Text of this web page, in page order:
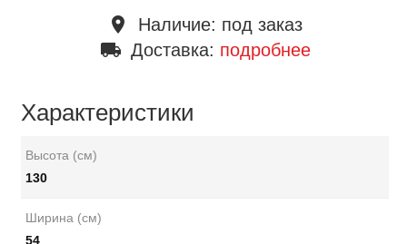
place Наличие: под заказ
local_shipping Доставка: подробнее
Характеристики
Высота (см)
130
Ширина (см)
54